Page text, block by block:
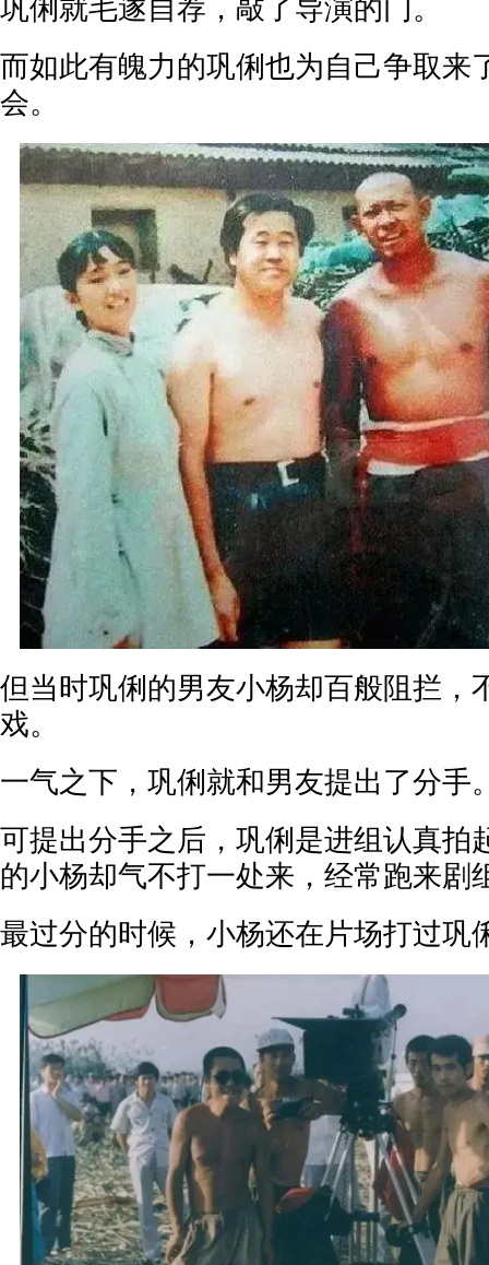
巩俐就毛遂自荐，敲了导演的门。
而如此有魄力的巩俐也为自己争取来
会。
但当时巩俐的男友小杨却百般阻拦，
戏。
一气之下，巩俐就和男友提出了分手
可提出分手之后，巩俐是进组认真拍
的小杨却气不打一处来，经常跑来剧
最过分的时候，小杨还在片场打过巩